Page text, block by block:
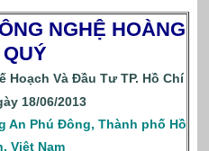
NGHỆ HOÀNG
Hoạch Và Đầu Tư TP. Hồ Chí
18/06/2013
An Phú Đông, Thành phố Hồ
Việt Nam